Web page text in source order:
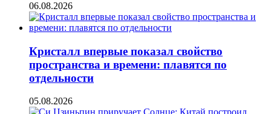
06.08.2026
Кристалл впервые показал свойство
пространства и времени: плавятся по
отдельности
05.08.2026